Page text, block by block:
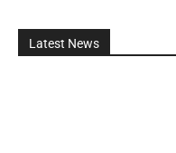
Latest News